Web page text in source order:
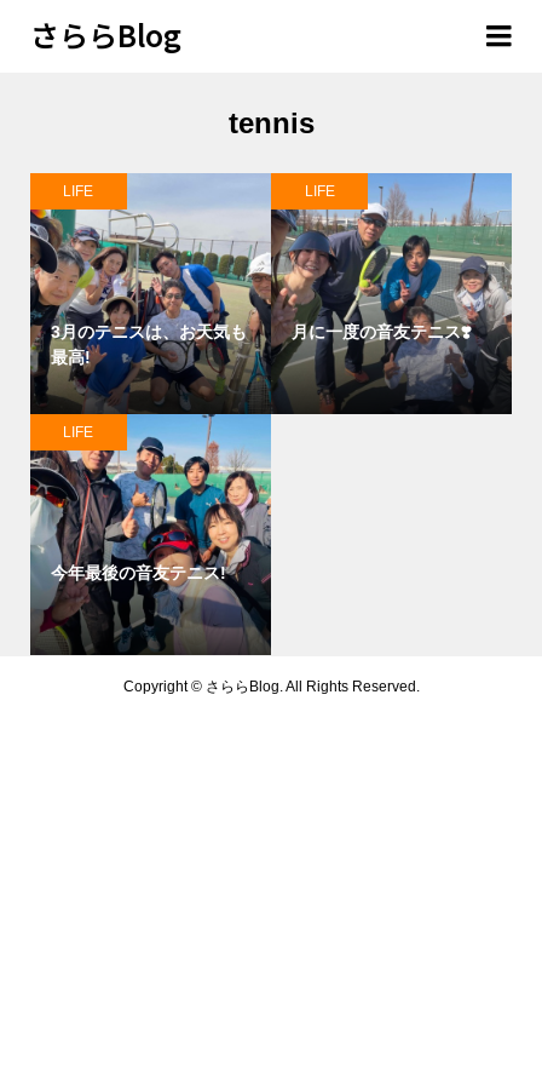
さららBlog
tennis
3月のテニスは、お天気も
最高!
LIFE
月に一度の音友テニス❣️
LIFE
今年最後の音友テニス!
LIFE
Copyright ©さららBlog. All Rights Reserved.